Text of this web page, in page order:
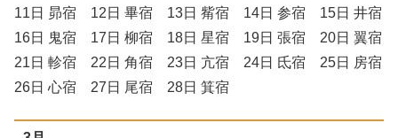
11日 昴宿 12日 畢宿 13日 觜宿 14日 参宿 15日 井宿
16日 鬼宿 17日 柳宿 18日 星宿 19日 張宿 20日 翼宿
21日 軫宿 22日 角宿 23日 亢宿 24日 氐宿 25日 房宿
26日 心宿 27日 尾宿 28日 箕宿